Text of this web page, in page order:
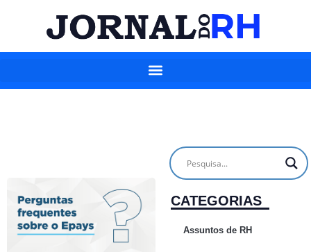
CATEGORIAS
Assuntos de RH